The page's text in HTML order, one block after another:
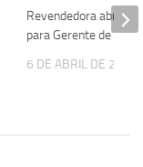
Revendedora abre
para Gerente de
6 DE ABRIL DE 2023